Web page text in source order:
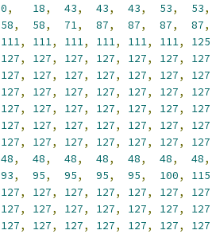
0, 18, 43, 43, 43, 53, 53,
58, 58, 71, 87, 87, 87, 87,
111, 111, 111, 111, 111, 111, 125
127, 127, 127, 127, 127, 127, 127
127, 127, 127, 127, 127, 127, 127
127, 127, 127, 127, 127, 127, 127
127, 127, 127, 127, 127, 127, 127
127, 127, 127, 127, 127, 127, 127
127, 127, 127, 127, 127, 127, 127
48, 48, 48, 48, 48, 48, 48,
93, 95, 95, 95, 95, 100, 115
127, 127, 127, 127, 127, 127, 127
127, 127, 127, 127, 127, 127, 127
127, 127, 127, 127, 127, 127, 127